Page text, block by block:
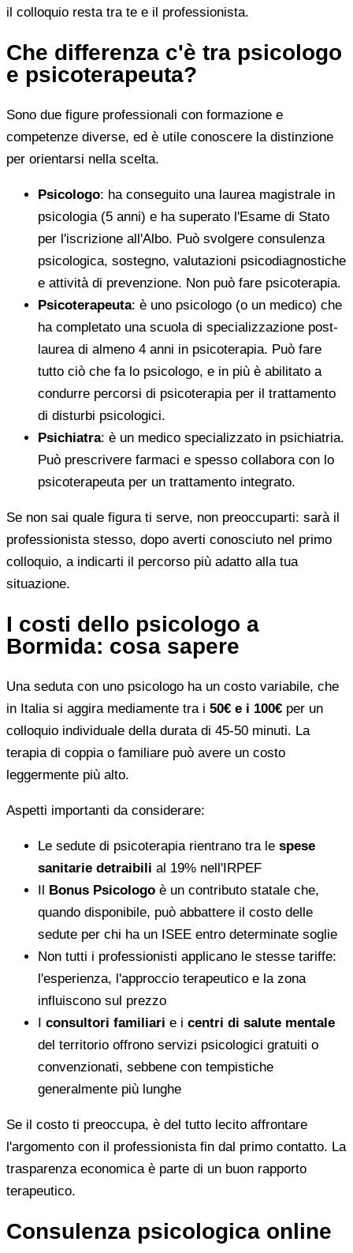
il colloquio resta tra te e il professionista.
Che differenza c'è tra psicologo
e psicoterapeuta?
Sono due figure professionali con formazione e
competenze diverse, ed è utile conoscere la distinzione
per orientarsi nella scelta.
Psicologo: ha conseguito una laurea magistrale in
psicologia (5 anni) e ha superato l'Esame di Stato
per l'iscrizione all'Albo. Può svolgere consulenza
psicologica, sostegno, valutazioni psicodiagnostiche
e attività di prevenzione. Non può fare psicoterapia.
Psicoterapeuta: è uno psicologo (o un medico) che
ha completato una scuola di specializzazione post-
laurea di almeno 4 anni in psicoterapia. Può fare
tutto ciò che fa lo psicologo, e in più è abilitato a
condurre percorsi di psicoterapia per il trattamento
di disturbi psicologici.
Psichiatra: è un medico specializzato in psichiatria.
Può prescrivere farmaci e spesso collabora con lo
psicoterapeuta per un trattamento integrato.
Se non sai quale figura ti serve, non preoccuparti: sarà il
professionista stesso, dopo averti conosciuto nel primo
colloquio, a indicarti il percorso più adatto alla tua
situazione.
I costi dello psicologo a
Bormida: cosa sapere
Una seduta con uno psicologo ha un costo variabile, che
in Italia si aggira mediamente tra i 50€ e i 100€ per un
colloquio individuale della durata di 45-50 minuti. La
terapia di coppia o familiare può avere un costo
leggermente più alto.
Aspetti importanti da considerare:
Le sedute di psicoterapia rientrano tra le spese
sanitarie detraibili al 19% nell'IRPEF
Il Bonus Psicologo è un contributo statale che,
quando disponibile, può abbattere il costo delle
sedute per chi ha un ISEE entro determinate soglie
Non tutti i professionisti applicano le stesse tariffe:
l'esperienza, l'approccio terapeutico e la zona
influiscono sul prezzo
I consultori familiari e i centri di salute mentale
del territorio offrono servizi psicologici gratuiti o
convenzionati, sebbene con tempistiche
generalmente più lunghe
Se il costo ti preoccupa, è del tutto lecito affrontare
l'argomento con il professionista fin dal primo contatto. La
trasparenza economica è parte di un buon rapporto
terapeutico.
Consulenza psicologica online